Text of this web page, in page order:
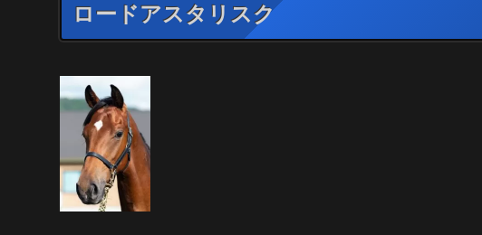
ロードアスタリスク